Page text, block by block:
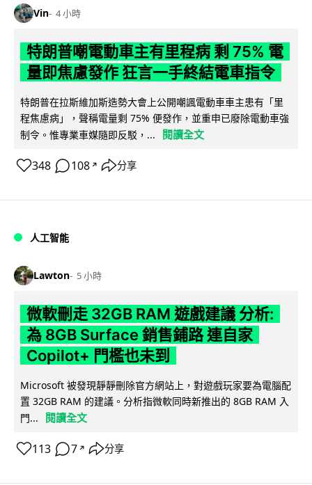
Vin 4 小時
特朗普嘲電動車主有里程病 剩 75% 電
量即焦慮發作 狂言一手終結電車指令
特朗普在拉斯維加斯造勢大會上公開嘲諷電動車車主患有「里
程焦慮病」，聲稱電量剩 75% 便發作，並重申已廢除電動車強
制令。惟專業車媒隨即反駁，...
閱讀全文
348 108 ↗ 分享
人工智能
Lawton 5 小時
微軟刪走 32GB RAM 遊戲建議 分析:
為 8GB Surface 銷售鋪路 連自家
Copilot+ 門檻也未到
Microsoft 被發現靜靜刪除官方網站上，對遊戲玩家要為電腦配
置 32GB RAM 的建議。分析指微軟同時新推出的 8GB RAM 入
門...
閱讀全文
113 7 ↗ 分享